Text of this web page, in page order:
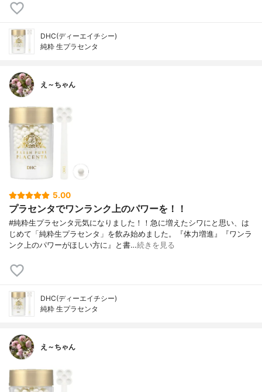
DHC(ディーエイチシー)
純粋 生プラセンタ
え～ちゃん
5.00
プラセンタでワンランク上のパワーを！！
#純粋生プラセンタ元気になりました！！急に増えたシワにと思い、は
じめて「純粋生プラセンタ」を飲み始めました。『体力増進』『ワンラ
ンク上のパワーがほしい方に』と書…続きを見る
DHC(ディーエイチシー)
純粋 生プラセンタ
え～ちゃん